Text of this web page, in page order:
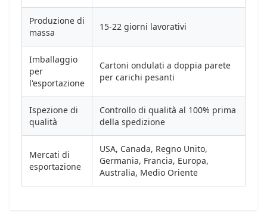
Produzione di
massa
15-22 giorni lavorativi
Imballaggio
per
l'esportazione
Cartoni ondulati a doppia parete
per carichi pesanti
Ispezione di
qualità
Controllo di qualità al 100% prima
della spedizione
Mercati di
esportazione
USA, Canada, Regno Unito,
Germania, Francia, Europa,
Australia, Medio Oriente